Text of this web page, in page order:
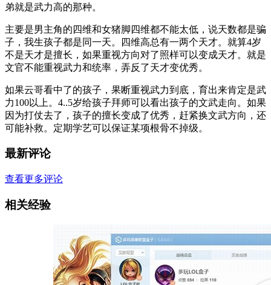
弟就是武力高的那种。
主要是男主角的四维和女猪脚四维都不能太低，说天数都是骗
子，我生孩子都是同一天。四维高总有一两个天才。就算4岁
不是天才是擅长，如果重视方向对了照样可以变成天才。就是
文官不能重视武力和统率，弄反了天才变优秀。
如果云哥看中了的孩子，果断重视武力到底，育出来肯定是武
力100以上。4..5岁给孩子拜师可以看出孩子的文武走向。如果
因为打仗去了，孩子的擅长变成了优秀，赶紧换文武方向，还
可能补救。定期学艺可以保证某项根骨不掉级。
最新评论
查看更多评论
相关经验